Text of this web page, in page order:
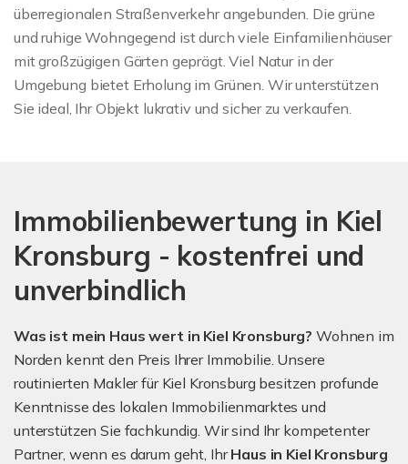
überregionalen Straßenverkehr angebunden. Die grüne
und ruhige Wohngegend ist durch viele Einfamilienhäuser
mit großzügigen Gärten geprägt. Viel Natur in der
Umgebung bietet Erholung im Grünen. Wir unterstützen
Sie ideal, Ihr Objekt lukrativ und sicher zu verkaufen.
Immobilienbewertung in Kiel
Kronsburg - kostenfrei und
unverbindlich
Was ist mein Haus wert in Kiel Kronsburg? Wohnen im
Norden kennt den Preis Ihrer Immobilie. Unsere
routinierten Makler für Kiel Kronsburg besitzen profunde
Kenntnisse des lokalen Immobilienmarktes und
unterstützen Sie fachkundig. Wir sind Ihr kompetenter
Partner, wenn es darum geht, IhrHaus in Kiel Kronsburg